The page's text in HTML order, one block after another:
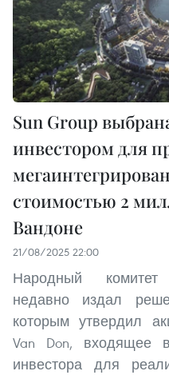
Sun Group
инвестором для
стоимостью 2
Вандоне
21/08/2025 22:00
Народный комитет
недавно издал
которым утвердил
Van Don, входящее
инвестора для